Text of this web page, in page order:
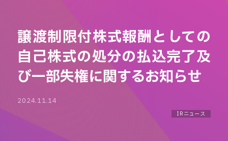
IR
譲渡制限付株式報酬としての
自己株式の処分の払込完了及
び一部失権に関するお知らせ
2024.11.14
IRニュース